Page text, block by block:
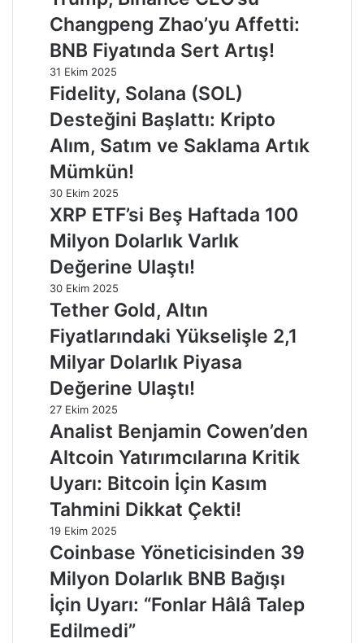
Changpeng Zhao’yu Affetti:
BNB Fiyatında Sert Artış!
31 Ekim 2025
Fidelity, Solana (SOL)
Desteğini Başlattı: Kripto
Alım, Satım ve Saklama Artık
Mümkün!
30 Ekim 2025
XRP ETF’si Beş Haftada 100
Milyon Dolarlık Varlık
Değerine Ulaştı!
30 Ekim 2025
Tether Gold, Altın
Fiyatlarındaki Yükselişle 2,1
Milyar Dolarlık Piyasa
Değerine Ulaştı!
27 Ekim 2025
Analist Benjamin Cowen’den
Altcoin Yatırımcılarına Kritik
Uyarı: Bitcoin İçin Kasım
Tahmini Dikkat Çekti!
19 Ekim 2025
Coinbase Yöneticisinden 39
Milyon Dolarlık BNB Bağışı
İçin Uyarı: “Fonlar Hâlâ Talep
Edilmedi”